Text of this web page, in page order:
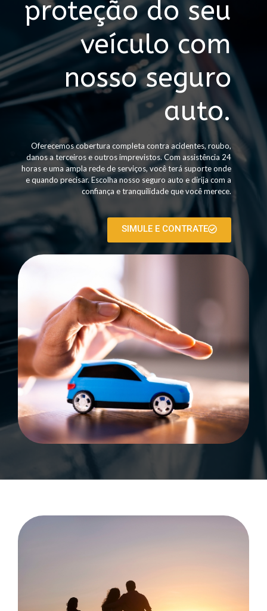
proteção do seu
veículo com
nosso seguro
auto.
Oferecemos cobertura completa contra acidentes, roubo,
danos a terceiros e outros imprevistos. Com assistência 24
horas e uma ampla rede de serviços, você terá suporte onde
e quando precisar. Escolha nosso seguro auto e dirija com a
confiança e tranquilidade que você merece.
SIMULE E CONTRATE